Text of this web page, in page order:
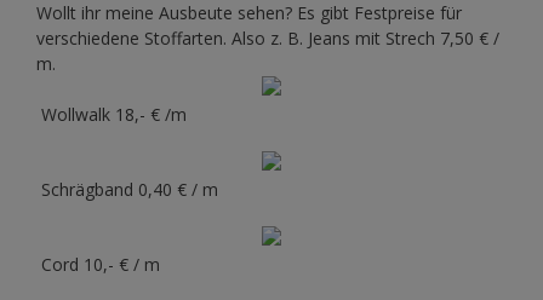
Wollt ihr meine Ausbeute sehen? Es gibt Festpreise für
verschiedene Stoffarten. Also z. B. Jeans mit Strech 7,50 € /
m.
Wollwalk 18,- € /m
Schrägband 0,40 € / m
Cord 10,- € / m